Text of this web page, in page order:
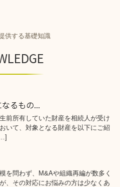
供する基礎知識
るもの...
前所有していた財産を相続人が受け
いて、対象となる財産を以下にご紹
を問わず、M&Aや組織再編が数多く
、その対応にお悩みの方は少なくあ